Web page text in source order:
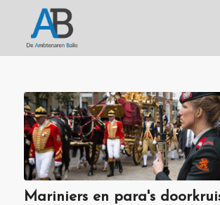
Mariniers en para's